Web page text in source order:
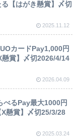
【はがき懸賞】〆切
2025.11.12
カードPay1,000円
賞】〆切2026/4/14
2026.04.09
るPay最大1000円
懸賞】〆切25/3/28
2025.03.24